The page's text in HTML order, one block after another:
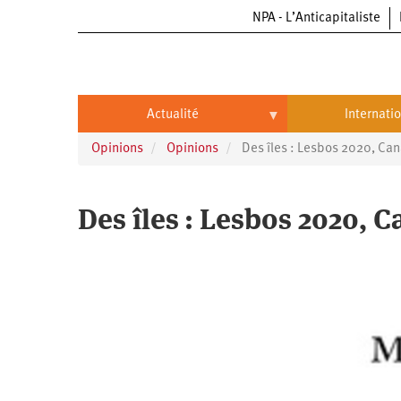
NPA - L’Anticapitaliste
Actualité
Actualité
Entreprises
International
Chine
Opinions Opinions Des îles : Lesbos 2020,
Des îles : Lesbos 2020,